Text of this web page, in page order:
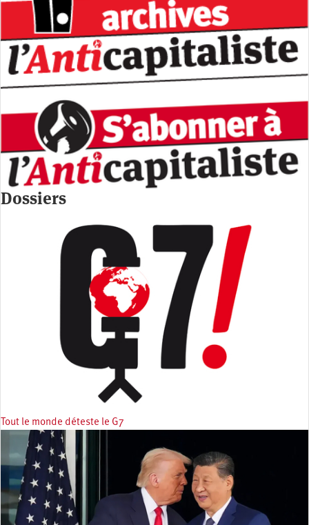
Dossiers
Tout le monde déteste le G7